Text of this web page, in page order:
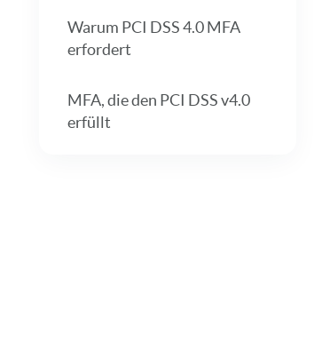
Warum PCI DSS 4.0 MFA
erfordert
MFA, die den PCI DSS v4.0
erfüllt